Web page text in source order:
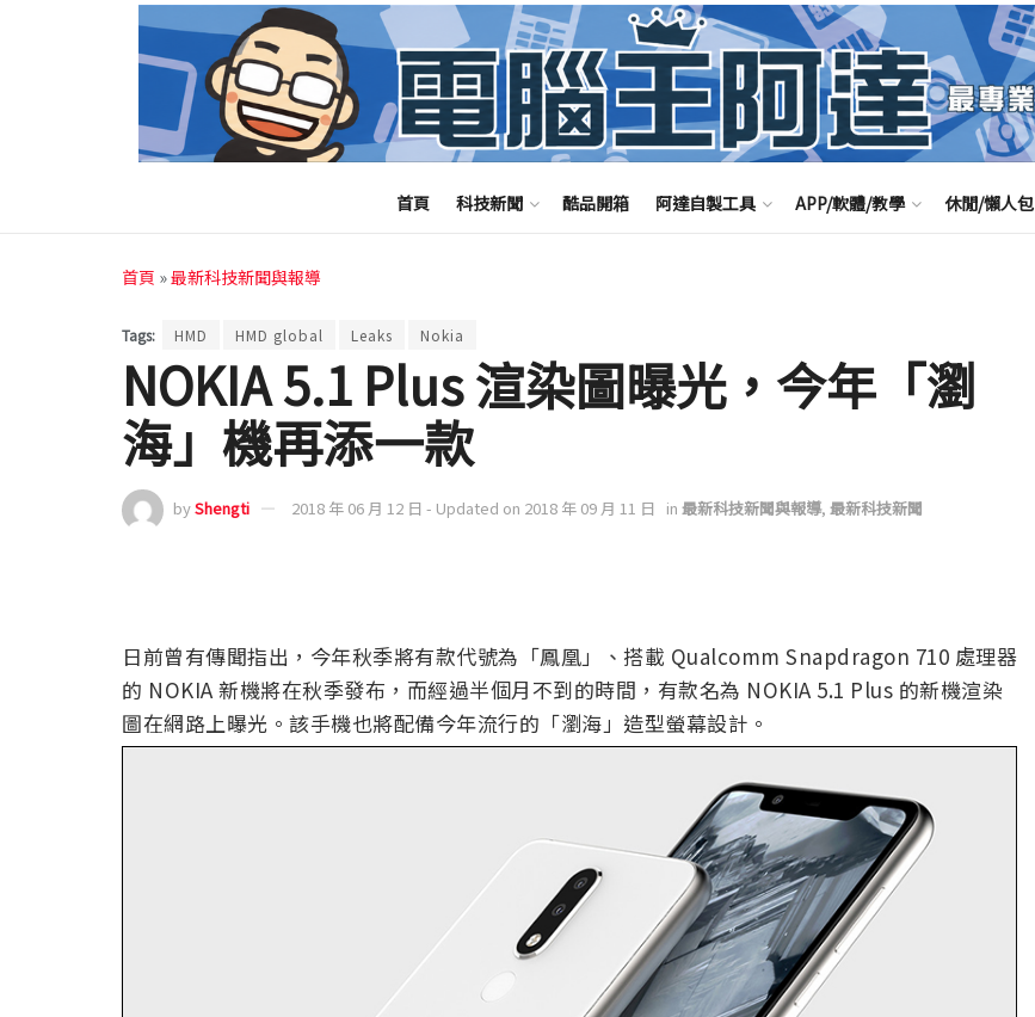
首頁 科技新聞 酷品開箱 阿達自製工具 APP/軟體/教學 休閒/懶人包
首頁 »最新科技新聞與報導
Tags: HMD HMD global Leaks Nokia
NOKIA 5.1 Plus 渲染圖曝光，今年「瀏
海」機再添一款
byShengti 2018 年 06 月 12 日 - Updated on 2018 年 09 月 11 日 in 最新科技新聞與報導, 最新科技新聞
日前曾有傳聞指出，今年秋季將有款代號為「鳳凰」、搭載 Qualcomm Snapdragon 710 處理器
的 NOKIA 新機將在秋季發布，而經過半個月不到的時間，有款名為 NOKIA 5.1 Plus 的新機渲染
圖在網路上曝光。該手機也將配備今年流行的「瀏海」造型螢幕設計。